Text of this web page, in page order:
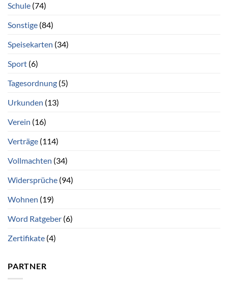
Schule (74)
Sonstige (84)
Speisekarten (34)
Sport (6)
Tagesordnung (5)
Urkunden (13)
Verein (16)
Verträge (114)
Vollmachten (34)
Widersprüche (94)
Wohnen (19)
Word Ratgeber (6)
Zertifikate (4)
PARTNER